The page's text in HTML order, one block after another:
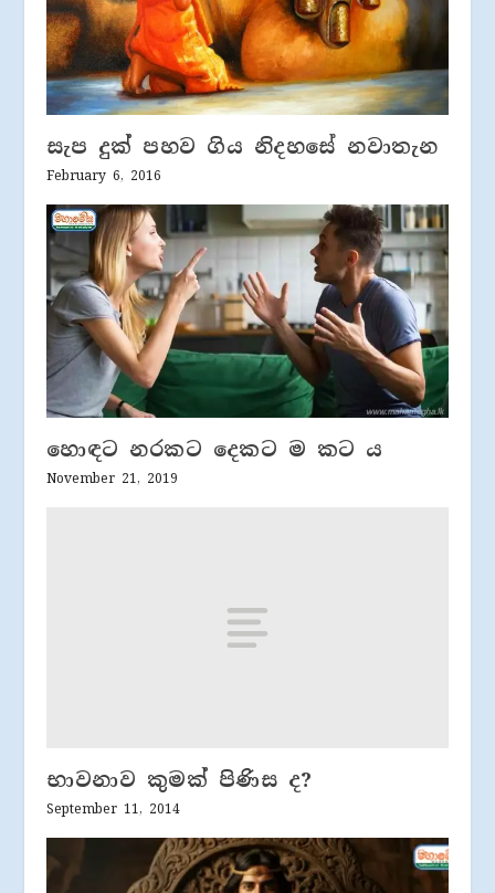
සැප දුක් පහව ගිය නිදහසේ නවාතැන
February 6, 2016
හොඳට නරකට දෙකට ම කට ය
November 21, 2019
භාවනාව කුමක් පිණිස ද?
September 11, 2014